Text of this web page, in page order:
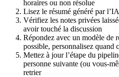
horaires ou non résolue
Lisez le résumé généré par
Vérifiez les notes privées
avoir touché la discussion
Répondez avec un modèle de
possible, personnalisez quand
Mettez à jour l’étape du
personne suivante (ou vous-
retrier